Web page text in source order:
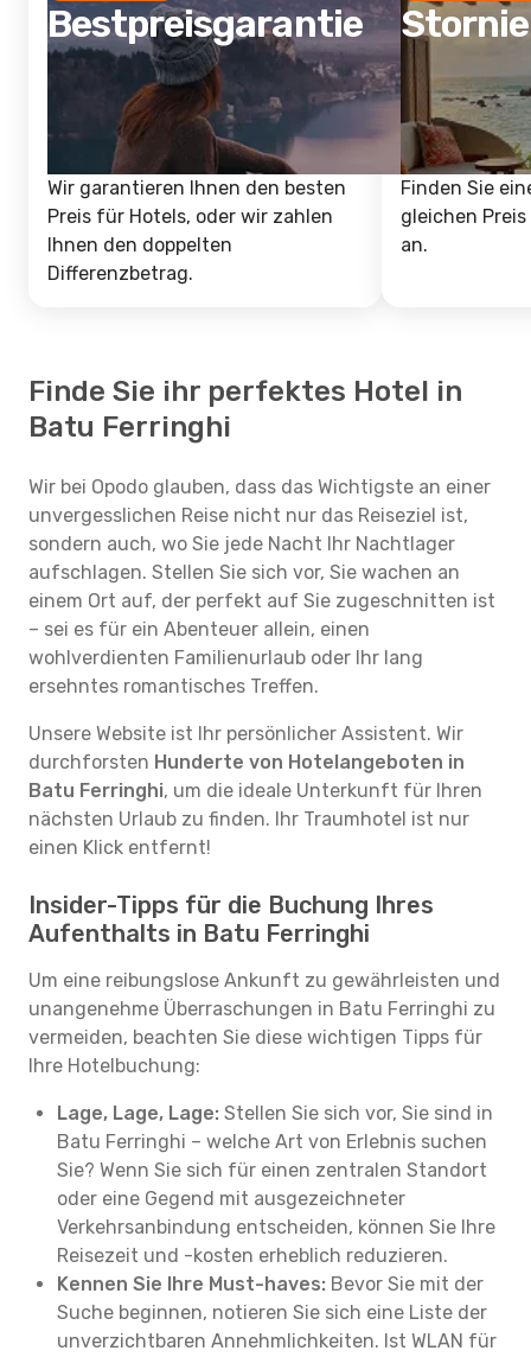
Bestpreisgarantie
Wir garantieren Ihnen den besten
Preis für Hotels, oder wir zahlen
Ihnen den doppelten
Differenzbetrag.
Finden Sie
gleichen
an.
Finde Sie ihr perfektes Hotel in
Batu Ferringhi
Wir bei Opodo glauben, dass das Wichtigste an einer
unvergesslichen Reise nicht nur das Reiseziel ist,
sondern auch, wo Sie jede Nacht Ihr Nachtlager
aufschlagen. Stellen Sie sich vor, Sie wachen an
einem Ort auf, der perfekt auf Sie zugeschnitten ist
– sei es für ein Abenteuer allein, einen
wohlverdienten Familienurlaub oder Ihr lang
ersehntes romantisches Treffen.
Unsere Website ist Ihr persönlicher Assistent. Wir
durchforsten Hunderte von Hotelangeboten in
Batu Ferringhi, um die ideale Unterkunft für Ihren
nächsten Urlaub zu finden. Ihr Traumhotel ist nur
einen Klick entfernt!
Insider-Tipps für die Buchung Ihres
Aufenthalts in Batu Ferringhi
Um eine reibungslose Ankunft zu gewährleisten und
unangenehme Überraschungen in Batu Ferringhi zu
vermeiden, beachten Sie diese wichtigen Tipps für
Ihre Hotelbuchung:
Lage, Lage, Lage: Stellen Sie sich vor, Sie sind in
Batu Ferringhi – welche Art von Erlebnis suchen
Sie? Wenn Sie sich für einen zentralen Standort
oder eine Gegend mit ausgezeichneter
Verkehrsanbindung entscheiden, können Sie Ihre
Reisezeit und -kosten erheblich reduzieren.
Kennen Sie Ihre Must-haves: Bevor Sie mit der
Suche beginnen, notieren Sie sich eine Liste der
unverzichtbaren Annehmlichkeiten. Ist WLAN für